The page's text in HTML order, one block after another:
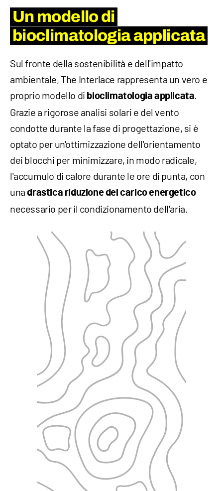
Un modello di
bioclimatologia applicata
Sul fronte della sostenibilità e dell'impatto
ambientale, The Interlace rappresenta un vero e
proprio modello di bioclimatologia applicata.
Grazie a rigorose analisi solari e del vento
condotte durante la fase di progettazione, si è
optato per un'ottimizzazione dell'orientamento
dei blocchi per minimizzare, in modo radicale,
l'accumulo di calore durante le ore di punta, con
unadrastica riduzione del carico energetico
necessario per il condizionamento dell'aria.